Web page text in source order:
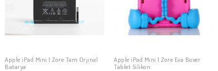
SEPETE EKLE
Apple iPad Mini 1 Zore Tam Orjinal
Batarya
SEPETE EKLE
Apple iPad Mini 1 Zore Eva Boxer
Tablet Silikon